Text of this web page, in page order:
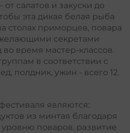
салатов и закуски до
эта дикая белая рыба
столах приморцев, повара
секретами
время мастер-классов.
в соответствии с
полдник, ужин - всего 12.
являются:
из минтая благодаря
поваров, развитие